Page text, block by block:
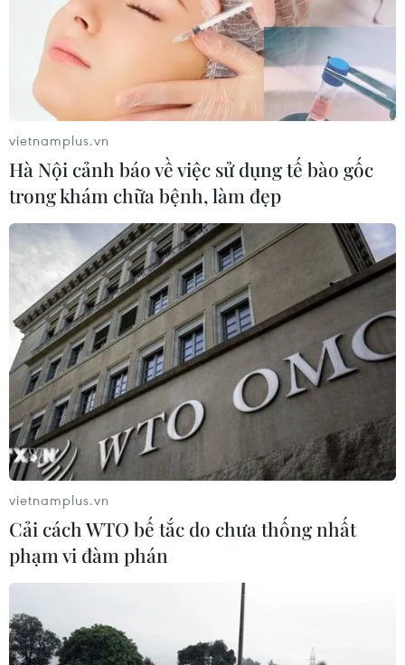
(Vietnam+)
#Vietnam Airlines #Jetstar Pacific #Hành khách #Đội tàu bay Vietnam Airlines
#Chỉ số bay đúng giờ TP. Hà Nội Tp. Hồ Chí Minh Nhật Bản
Facebook Twitter Lưu bài viết Copy link
Theo dõi VietnamPlus
Tin liên quan
vietnamplus.vn
Hà Nội cảnh báo về việc sử dụng tế bào gốc
trong khám chữa bệnh, làm đẹp
vietnamplus.vn
Cải cách WTO bế tắc do chưa thống nhất
phạm vi đàm phán